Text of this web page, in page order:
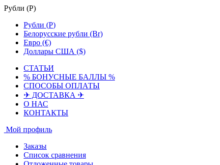
Рубли (Р)
Рубли (Р)
Белорусские рубли (Br)
Евро (€)
Доллары США ($)
СТАТЬИ
% БОНУСНЫЕ БАЛЛЫ %
СПОСОБЫ ОПЛАТЫ
✈ ДОСТАВКА ✈
О НАС
КОНТАКТЫ
Мой профиль
Заказы
Список сравнения